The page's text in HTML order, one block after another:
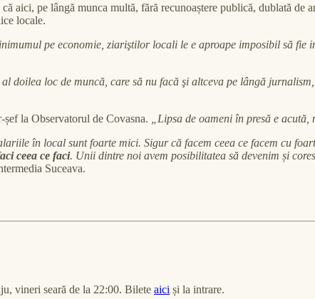
că aici, pe lângă munca multă, fără recunoaștere publică, dublată
locale.
pe economie, ziariştilor locali le e aproape imposibil să fie
doilea loc de muncă, care să nu facă şi altceva pe lângă
la Observatorul de Covasna.
„Lipsa de oameni în presă e
în local sunt foarte mici. Sigur că facem ceea ce facem cu
ceea ce faci. Unii dintre noi avem posibilitatea să devenim și
Suceava.
vineri seară de la 22:00. Bilete aici și la intrare.